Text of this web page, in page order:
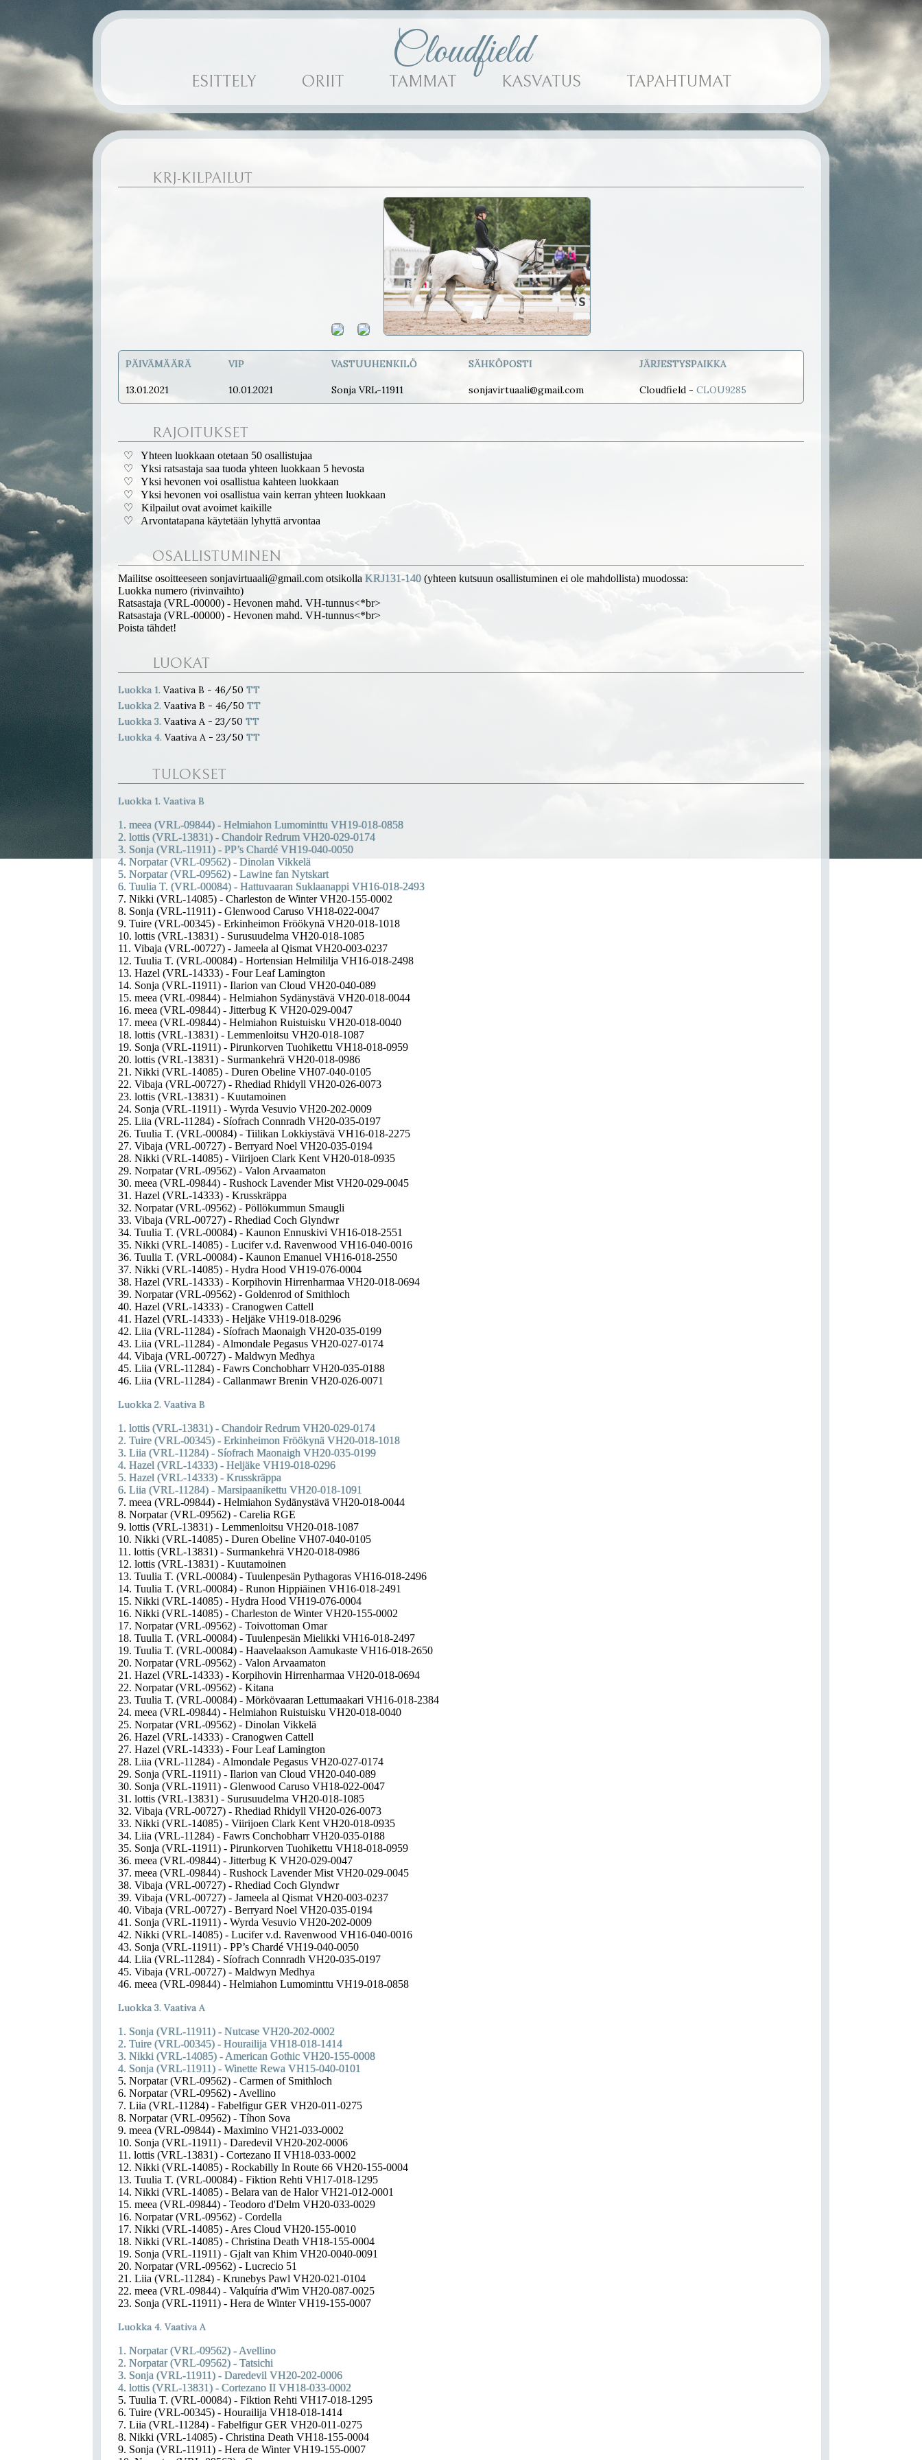
Cloudfield
ESITTELY ORIIT TAMMAT KASVATUS TAPAHTUMAT
KRJ-KILPAILUT
PÄIVÄMÄÄRÄ VIP VASTUUHENKILÖ SÄHKÖPOSTI JÄRJESTYSPAIKKA
13.01.2021 10.01.2021 Sonja VRL-11911 sonjavirtuaali@gmail.com Cloudfield - CLOU9285
RAJOITUKSET
♡ Yhteen luokkaan otetaan 50 osallistujaa
♡ Yksi ratsastaja saa tuoda yhteen luokkaan 5 hevosta
♡ Yksi hevonen voi osallistua kahteen luokkaan
♡ Yksi hevonen voi osallistua vain kerran yhteen luokkaan
♡ Kilpailut ovat avoimet kaikille
♡ Arvontatapana käytetään lyhyttä arvontaa
OSALLISTUMINEN
Mailitse osoitteeseen sonjavirtuaali@gmail.com otsikolla KRJ131-140 (yhteen kutsuun osallistuminen ei ole mahdollista) muodossa:
Luokka numero (rivinvaihto)
Ratsastaja (VRL-00000) - Hevonen mahd. VH-tunnus<*br>
Ratsastaja (VRL-00000) - Hevonen mahd. VH-tunnus<*br>
Poista tähdet!
LUOKAT
Luokka 1. Vaativa B - 46/50 TT
Luokka 2. Vaativa B - 46/50 TT
Luokka 3. Vaativa A - 23/50 TT
Luokka 4. Vaativa A - 23/50 TT
TULOKSET
Luokka 1. Vaativa B
1. meea (VRL-09844) - Helmiahon Lumominttu VH19-018-0858
2. lottis (VRL-13831) - Chandoir Redrum VH20-029-0174
3. Sonja (VRL-11911) - PP’s Chardé VH19-040-0050
4. Norpatar (VRL-09562) - Dinolan Vikkelä
5. Norpatar (VRL-09562) - Lawine fan Nytskart
6. Tuulia T. (VRL-00084) - Hattuvaaran Suklaanappi VH16-018-2493
7. Nikki (VRL-14085) - Charleston de Winter VH20-155-0002
8. Sonja (VRL-11911) - Glenwood Caruso VH18-022-0047
9. Tuire (VRL-00345) - Erkinheimon Fröökynä VH20-018-1018
10. lottis (VRL-13831) - Surusuudelma VH20-018-1085
11. Vibaja (VRL-00727) - Jameela al Qismat VH20-003-0237
12. Tuulia T. (VRL-00084) - Hortensian Helmililja VH16-018-2498
13. Hazel (VRL-14333) - Four Leaf Lamington
14. Sonja (VRL-11911) - Ilarion van Cloud VH20-040-089
15. meea (VRL-09844) - Helmiahon Sydänystävä VH20-018-0044
16. meea (VRL-09844) - Jitterbug K VH20-029-0047
17. meea (VRL-09844) - Helmiahon Ruistuisku VH20-018-0040
18. lottis (VRL-13831) - Lemmenloitsu VH20-018-1087
19. Sonja (VRL-11911) - Pirunkorven Tuohikettu VH18-018-0959
20. lottis (VRL-13831) - Surmankehrä VH20-018-0986
21. Nikki (VRL-14085) - Duren Obeline VH07-040-0105
22. Vibaja (VRL-00727) - Rhediad Rhidyll VH20-026-0073
23. lottis (VRL-13831) - Kuutamoinen
24. Sonja (VRL-11911) - Wyrda Vesuvio VH20-202-0009
25. Liia (VRL-11284) - Síofrach Connradh VH20-035-0197
26. Tuulia T. (VRL-00084) - Tiilikan Lokkiystävä VH16-018-2275
27. Vibaja (VRL-00727) - Berryard Noel VH20-035-0194
28. Nikki (VRL-14085) - Viirijoen Clark Kent VH20-018-0935
29. Norpatar (VRL-09562) - Valon Arvaamaton
30. meea (VRL-09844) - Rushock Lavender Mist VH20-029-0045
31. Hazel (VRL-14333) - Krusskräppa
32. Norpatar (VRL-09562) - Pöllökummun Smaugli
33. Vibaja (VRL-00727) - Rhediad Coch Glyndwr
34. Tuulia T. (VRL-00084) - Kaunon Ennuskivi VH16-018-2551
35. Nikki (VRL-14085) - Lucifer v.d. Ravenwood VH16-040-0016
36. Tuulia T. (VRL-00084) - Kaunon Emanuel VH16-018-2550
37. Nikki (VRL-14085) - Hydra Hood VH19-076-0004
38. Hazel (VRL-14333) - Korpihovin Hirrenharmaa VH20-018-0694
39. Norpatar (VRL-09562) - Goldenrod of Smithloch
40. Hazel (VRL-14333) - Cranogwen Cattell
41. Hazel (VRL-14333) - Heljäke VH19-018-0296
42. Liia (VRL-11284) - Síofrach Maonaigh VH20-035-0199
43. Liia (VRL-11284) - Almondale Pegasus VH20-027-0174
44. Vibaja (VRL-00727) - Maldwyn Medhya
45. Liia (VRL-11284) - Fawrs Conchobharr VH20-035-0188
46. Liia (VRL-11284) - Callanmawr Brenin VH20-026-0071
Luokka 2. Vaativa B
1. lottis (VRL-13831) - Chandoir Redrum VH20-029-0174
2. Tuire (VRL-00345) - Erkinheimon Fröökynä VH20-018-1018
3. Liia (VRL-11284) - Síofrach Maonaigh VH20-035-0199
4. Hazel (VRL-14333) - Heljäke VH19-018-0296
5. Hazel (VRL-14333) - Krusskräppa
6. Liia (VRL-11284) - Marsipaanikettu VH20-018-1091
7. meea (VRL-09844) - Helmiahon Sydänystävä VH20-018-0044
8. Norpatar (VRL-09562) - Carelia RGE
9. lottis (VRL-13831) - Lemmenloitsu VH20-018-1087
10. Nikki (VRL-14085) - Duren Obeline VH07-040-0105
11. lottis (VRL-13831) - Surmankehrä VH20-018-0986
12. lottis (VRL-13831) - Kuutamoinen
13. Tuulia T. (VRL-00084) - Tuulenpesän Pythagoras VH16-018-2496
14. Tuulia T. (VRL-00084) - Runon Hippiäinen VH16-018-2491
15. Nikki (VRL-14085) - Hydra Hood VH19-076-0004
16. Nikki (VRL-14085) - Charleston de Winter VH20-155-0002
17. Norpatar (VRL-09562) - Toivottoman Omar
18. Tuulia T. (VRL-00084) - Tuulenpesän Mielikki VH16-018-2497
19. Tuulia T. (VRL-00084) - Haavelaakson Aamukaste VH16-018-2650
20. Norpatar (VRL-09562) - Valon Arvaamaton
21. Hazel (VRL-14333) - Korpihovin Hirrenharmaa VH20-018-0694
22. Norpatar (VRL-09562) - Kitana
23. Tuulia T. (VRL-00084) - Mörkövaaran Lettumaakari VH16-018-2384
24. meea (VRL-09844) - Helmiahon Ruistuisku VH20-018-0040
25. Norpatar (VRL-09562) - Dinolan Vikkelä
26. Hazel (VRL-14333) - Cranogwen Cattell
27. Hazel (VRL-14333) - Four Leaf Lamington
28. Liia (VRL-11284) - Almondale Pegasus VH20-027-0174
29. Sonja (VRL-11911) - Ilarion van Cloud VH20-040-089
30. Sonja (VRL-11911) - Glenwood Caruso VH18-022-0047
31. lottis (VRL-13831) - Surusuudelma VH20-018-1085
32. Vibaja (VRL-00727) - Rhediad Rhidyll VH20-026-0073
33. Nikki (VRL-14085) - Viirijoen Clark Kent VH20-018-0935
34. Liia (VRL-11284) - Fawrs Conchobharr VH20-035-0188
35. Sonja (VRL-11911) - Pirunkorven Tuohikettu VH18-018-0959
36. meea (VRL-09844) - Jitterbug K VH20-029-0047
37. meea (VRL-09844) - Rushock Lavender Mist VH20-029-0045
38. Vibaja (VRL-00727) - Rhediad Coch Glyndwr
39. Vibaja (VRL-00727) - Jameela al Qismat VH20-003-0237
40. Vibaja (VRL-00727) - Berryard Noel VH20-035-0194
41. Sonja (VRL-11911) - Wyrda Vesuvio VH20-202-0009
42. Nikki (VRL-14085) - Lucifer v.d. Ravenwood VH16-040-0016
43. Sonja (VRL-11911) - PP’s Chardé VH19-040-0050
44. Liia (VRL-11284) - Síofrach Connradh VH20-035-0197
45. Vibaja (VRL-00727) - Maldwyn Medhya
46. meea (VRL-09844) - Helmiahon Lumominttu VH19-018-0858
Luokka 3. Vaativa A
1. Sonja (VRL-11911) - Nutcase VH20-202-0002
2. Tuire (VRL-00345) - Hourailija VH18-018-1414
3. Nikki (VRL-14085) - American Gothic VH20-155-0008
4. Sonja (VRL-11911) - Winette Rewa VH15-040-0101
5. Norpatar (VRL-09562) - Carmen of Smithloch
6. Norpatar (VRL-09562) - Avellino
7. Liia (VRL-11284) - Fabelfigur GER VH20-011-0275
8. Norpatar (VRL-09562) - Tíhon Sova
9. meea (VRL-09844) - Maximino VH21-033-0002
10. Sonja (VRL-11911) - Daredevil VH20-202-0006
11. lottis (VRL-13831) - Cortezano II VH18-033-0002
12. Nikki (VRL-14085) - Rockabilly In Route 66 VH20-155-0004
13. Tuulia T. (VRL-00084) - Fiktion Rehti VH17-018-1295
14. Nikki (VRL-14085) - Belara van de Halor VH21-012-0001
15. meea (VRL-09844) - Teodoro d'Delm VH20-033-0029
16. Norpatar (VRL-09562) - Cordella
17. Nikki (VRL-14085) - Ares Cloud VH20-155-0010
18. Nikki (VRL-14085) - Christina Death VH18-155-0004
19. Sonja (VRL-11911) - Gjalt van Khim VH20-0040-0091
20. Norpatar (VRL-09562) - Lucrecio 51
21. Liia (VRL-11284) - Krunebys Pawl VH20-021-0104
22. meea (VRL-09844) - Valquíria d'Wim VH20-087-0025
23. Sonja (VRL-11911) - Hera de Winter VH19-155-0007
Luokka 4. Vaativa A
1. Norpatar (VRL-09562) - Avellino
2. Norpatar (VRL-09562) - Tatsichi
3. Sonja (VRL-11911) - Daredevil VH20-202-0006
4. lottis (VRL-13831) - Cortezano II VH18-033-0002
5. Tuulia T. (VRL-00084) - Fiktion Rehti VH17-018-1295
6. Tuire (VRL-00345) - Hourailija VH18-018-1414
7. Liia (VRL-11284) - Fabelfigur GER VH20-011-0275
8. Nikki (VRL-14085) - Christina Death VH18-155-0004
9. Sonja (VRL-11911) - Hera de Winter VH19-155-0007